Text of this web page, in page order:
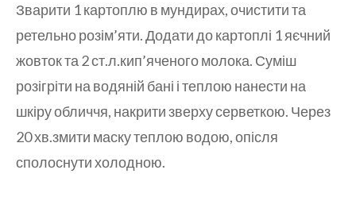
Зварити 1 картоплю в мундирах, очистити та
ретельно розім’яти. Додати до картоплі 1 яєчний
жовток та 2 ст.л.кип’яченого молока. Суміш
розігріти на водяній бані і теплою нанести на
шкіру обличчя, накрити зверху серветкою. Через
20 хв.змити маску теплою водою, опісля
сполоснути холодною.